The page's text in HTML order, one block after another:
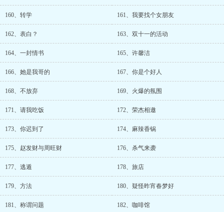
160、转学 161、我要找个女朋友
162、表白？ 163、双十一的活动
164、一封情书 165、许馨洁
166、她是我哥的 167、你是个好人
168、不放弃 169、火爆的氛围
171、请我吃饭 172、荣杰相邀
173、你迟到了 174、麻辣香锅
175、赵发财与周旺财 176、杀气来袭
177、逃遁 178、旅店
179、方法 180、疑怪昨宵春梦好
181、称谓问题 182、咖啡馆